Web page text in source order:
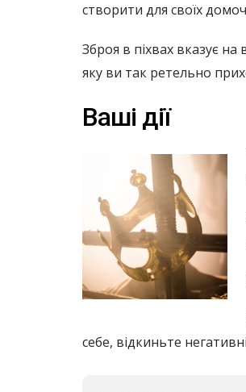
створити для своїх
Зброя в піхвах вказує
яку ви так ретельно
Ваші дії
себе, відкиньте